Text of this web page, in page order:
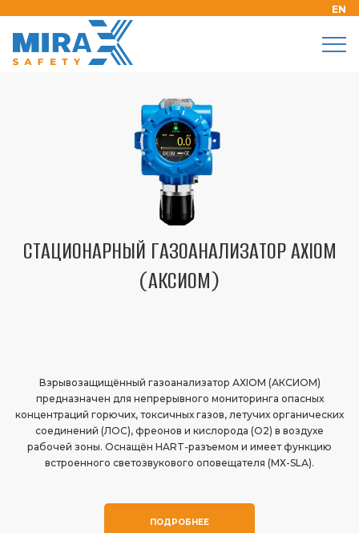
EN
СТАЦИОНАРНЫЙ ГАЗОАНАЛИЗАТОР AXIOM
(АКСИОМ)
Взрывозащищённый газоанализатор АХIОМ (АКСИОМ)
предназначен для непрерывного мониторинга опасных
концентраций горючих, токсичных газов, летучих органических
соединений (ЛОС), фреонов и кислорода (О2) в воздухе
рабочей зоны. Оснащён HART-разъемом и имеет функцию
встроенного светозвукового оповещателя (МХ-SLА).
ПОДРОБНЕЕ